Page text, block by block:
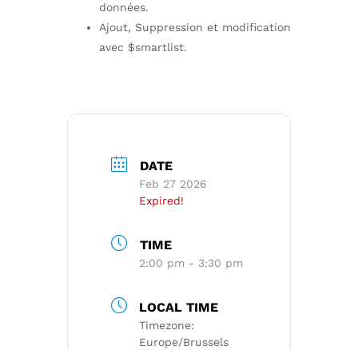
données.
Ajout, Suppression et modification
avec $smartlist.
DATE
Feb 27 2026
Expired!
TIME
2:00 pm - 3:30 pm
LOCAL TIME
Timezone:
Europe/Brussels